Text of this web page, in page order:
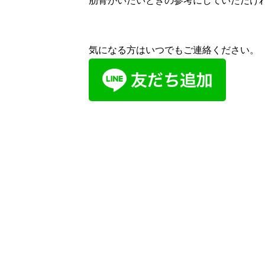
気になる方はいつでもご連絡ください。